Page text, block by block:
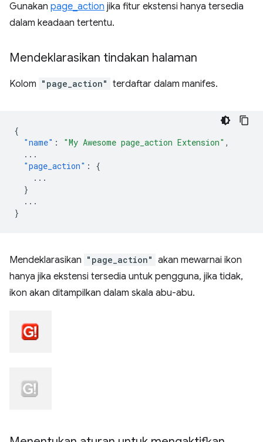
Gunakan page_action jika fitur ekstensi hanya tersedia
dalam keadaan tertentu.
Mendeklarasikan tindakan halaman
Kolom "page_action" terdaftar dalam manifes.
{
"name" : "My Awesome page_action Extension" ,
...
"page_action" :
{
...
}
...
}
Mendeklarasikan "page_action" akan mewarnai ikon
hanya jika ekstensi tersedia untuk pengguna, jika tidak,
ikon akan ditampilkan dalam skala abu-abu.